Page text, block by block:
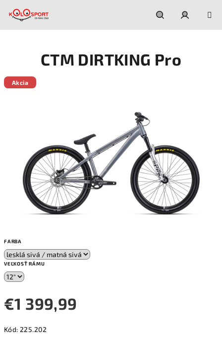
Hľadať
FARBA
VEĽKOSŤ RÁMU
€1 399,99
cena:
Kód: 225.202
CTM DIRTKING Pro
Akcia